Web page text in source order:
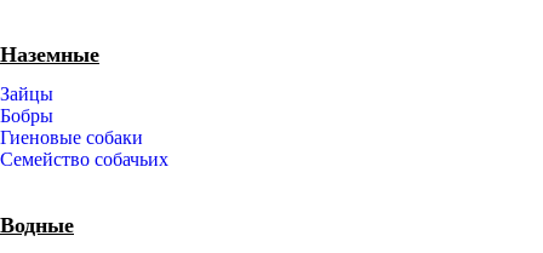
Наземные
Зайцы
Бобры
Гиеновые собаки
Семейство собачьих
Водные